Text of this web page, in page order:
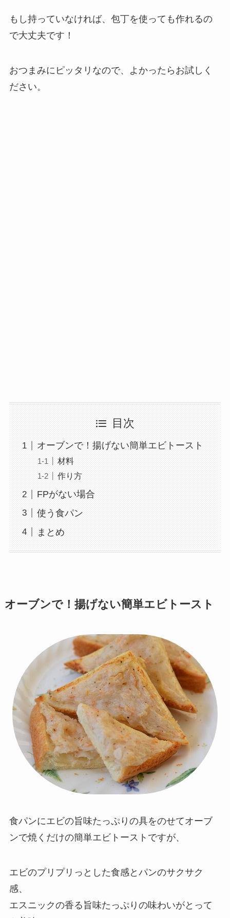
もし持っていなければ、包丁を使っても作れるの
で大丈夫です！
おつまみにピッタリなので、よかったらお試しく
ださい。
目次
オーブンで！揚げない簡単エビトースト
材料
作り方
FPがない場合
使う食パン
まとめ
オーブンで！揚げない簡単エビトースト
食パンにエビの旨味たっぷりの具をのせてオーブ
ンで焼くだけの簡単エビトーストですが、
エビのプリプリっとした食感とパンのサクサク
感、
エスニックの香る旨味たっぷりの味わいがとって